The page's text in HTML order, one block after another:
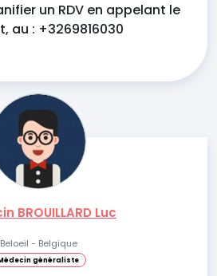
un RDV en appelant le
au : +3269816030
BROUILLARD Luc
Beloeil - Belgique
généraliste